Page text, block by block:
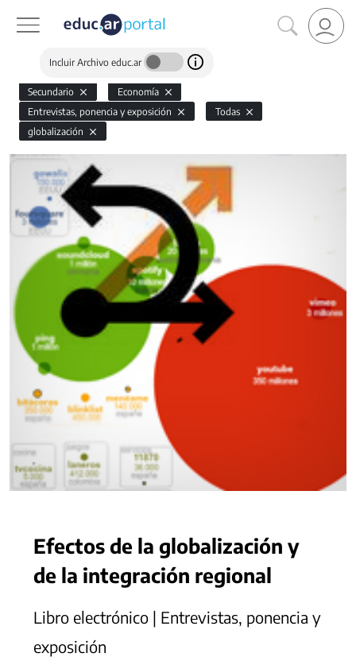
Incluir Archivo educ.ar
Secundario
Economía
Entrevistas, ponencia y exposición
Todas
globalización
Efectos de la globalización y
de la integración regional
Libro electrónico | Entrevistas, ponencia y
exposición